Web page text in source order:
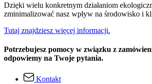
Dzięki wielu konkretnym działaniom
zminimalizować nasz wpływ na środowisko i
Tutaj znajdziesz więcej informacji.
Potrzebujesz pomocy w związku z
odpowiemy na Twoje pytania.
Kontakt